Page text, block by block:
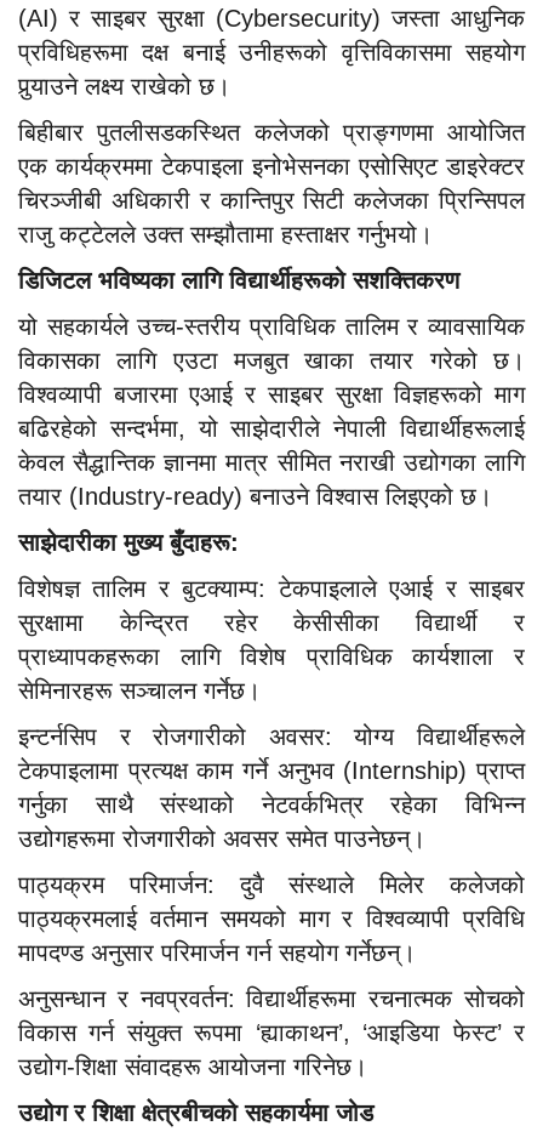
(AI) र साइबर सुरक्षा (Cybersecurity) जस्ता आधुनिक
प्रविधिहरूमा दक्ष बनाई उनीहरूको वृत्तिविकासमा सहयोग
पुर्‍याउने लक्ष्य राखेको छ।
बिहीबार पुतलीसडकस्थित कलेजको प्राङ्गणमा आयोजित
एक कार्यक्रममा टेकपाइला इनोभेसनका एसोसिएट डाइरेक्टर
चिरञ्जीबी अधिकारी र कान्तिपुर सिटी कलेजका प्रिन्सिपल
राजु कट्टेलले उक्त सम्झौतामा हस्ताक्षर गर्नुभयो।
डिजिटल भविष्यका लागि विद्यार्थीहरूको सशक्तिकरण
यो सहकार्यले उच्च-स्तरीय प्राविधिक तालिम र व्यावसायिक
विकासका लागि एउटा मजबुत खाका तयार गरेको छ।
विश्वव्यापी बजारमा एआई र साइबर सुरक्षा विज्ञहरूको माग
बढिरहेको सन्दर्भमा, यो साझेदारीले नेपाली विद्यार्थीहरूलाई
केवल सैद्धान्तिक ज्ञानमा मात्र सीमित नराखी उद्योगका लागि
तयार (Industry-ready) बनाउने विश्वास लिइएको छ।
साझेदारीका मुख्य बुँदाहरू:
विशेषज्ञ तालिम र बुटक्याम्प: टेकपाइलाले एआई र साइबर
सुरक्षामा केन्द्रित रहेर केसीसीका विद्यार्थी र
प्राध्यापकहरूका लागि विशेष प्राविधिक कार्यशाला र
सेमिनारहरू सञ्चालन गर्नेछ।
इन्टर्नसिप र रोजगारीको अवसर: योग्य विद्यार्थीहरूले
टेकपाइलामा प्रत्यक्ष काम गर्ने अनुभव (Internship) प्राप्त
गर्नुका साथै संस्थाको नेटवर्कभित्र रहेका विभिन्न
उद्योगहरूमा रोजगारीको अवसर समेत पाउनेछन्।
पाठ्यक्रम परिमार्जन: दुवै संस्थाले मिलेर कलेजको
पाठ्यक्रमलाई वर्तमान समयको माग र विश्वव्यापी प्रविधि
मापदण्ड अनुसार परिमार्जन गर्न सहयोग गर्नेछन्।
अनुसन्धान र नवप्रवर्तन: विद्यार्थीहरूमा रचनात्मक सोचको
विकास गर्न संयुक्त रूपमा ‘ह्याकाथन’, ‘आइडिया फेस्ट’ र
उद्योग-शिक्षा संवादहरू आयोजना गरिनेछ।
उद्योग र शिक्षा क्षेत्रबीचको सहकार्यमा जोड